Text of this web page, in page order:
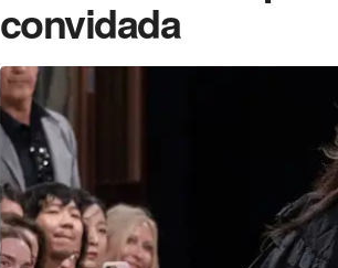
convidada